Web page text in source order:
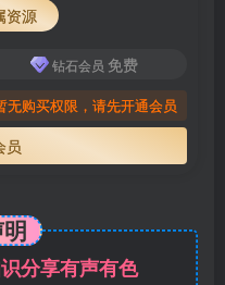
资源
钻石会员 免费
无购买权限，请先开通会员
员
分享有声有色